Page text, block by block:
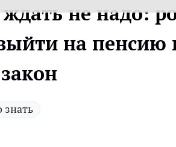
не надо:
на пенсию
знать